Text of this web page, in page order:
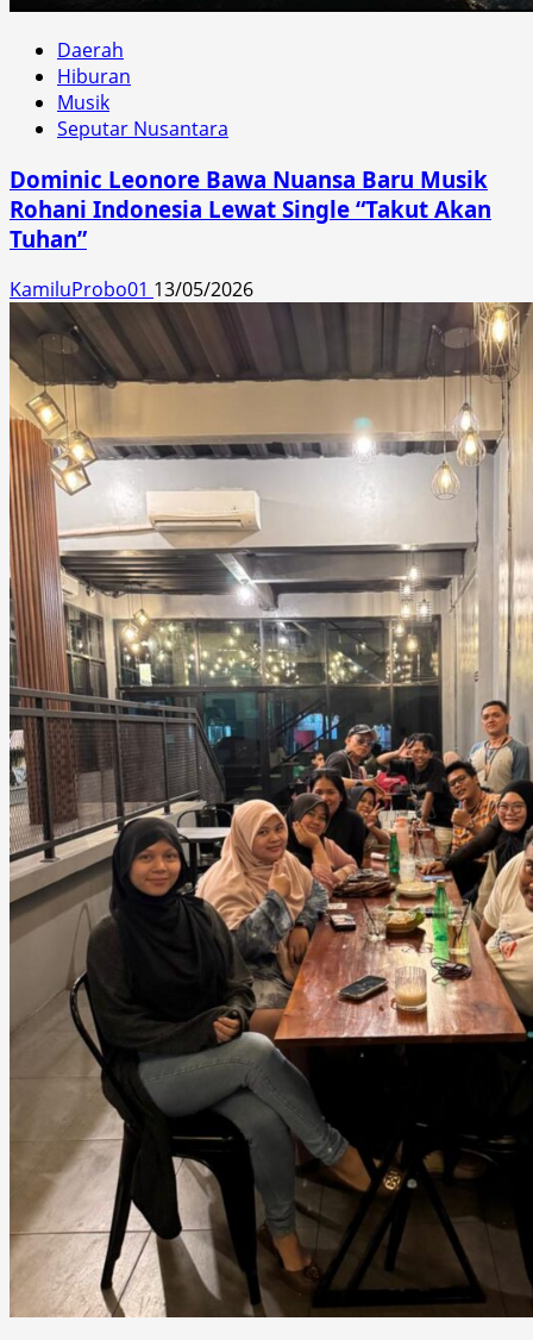
Daerah
Hiburan
Musik
Seputar Nusantara
Dominic Leonore Bawa Nuansa Baru Musik
Rohani Indonesia Lewat Single “Takut Akan
Tuhan”
KamiluProbo01 13/05/2026